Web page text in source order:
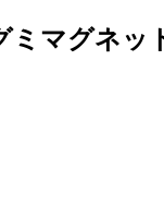
ミマグネ